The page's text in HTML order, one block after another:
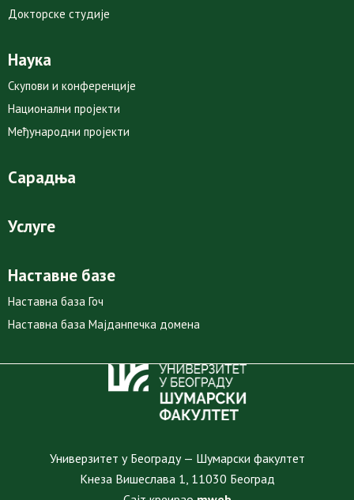
Докторске студије
Наука
Скупови и конференције
Национални пројекти
Међународни пројекти
Сарадња
Услуге
Наставне базе
Наставна база Гоч
Наставна база Мајданпечка домена
Универзитет у Београду — Шумарски факултет
Кнеза Вишеслава 1, 11030 Београд